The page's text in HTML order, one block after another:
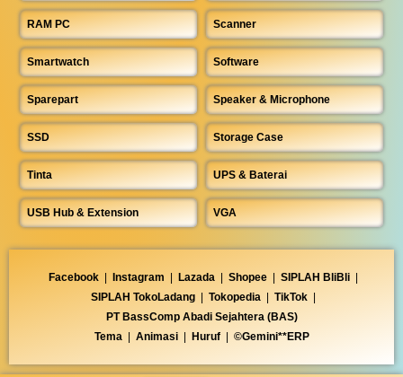
RAM PC Scanner
Smartwatch Software
Sparepart Speaker & Microphone
SSD Storage Case
Tinta UPS & Baterai
USB Hub & Extension VGA
Facebook | Instagram | Lazada | Shopee | SIPLAH BliBli |
SIPLAH TokoLadang | Tokopedia | TikTok |
PT BassComp Abadi Sejahtera (BAS)
Tema | Animasi | Huruf | ©Gemini**ERP